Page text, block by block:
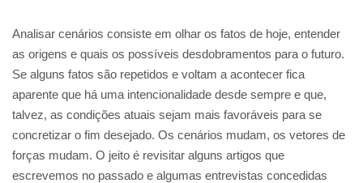
Analisar cenários consiste em olhar os fatos de hoje, entender
as origens e quais os possíveis desdobramentos para o futuro.
Se alguns fatos são repetidos e voltam a acontecer fica
aparente que há uma intencionalidade desde sempre e que,
talvez, as condições atuais sejam mais favoráveis para se
concretizar o fim desejado. Os cenários mudam, os vetores de
forças mudam. O jeito é revisitar alguns artigos que
escrevemos no passado e algumas entrevistas concedidas